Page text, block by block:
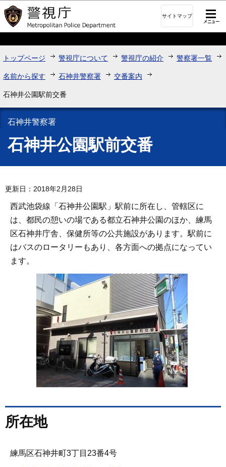
このページの本文へ移動
サイトマップ
トップページ 警視庁について 警視庁の紹介 警察署一覧
名前から探す 石神井警察署 交番案内
石神井公園駅前交番
石神井警察署
石神井公園駅前交番
更新日：2018年2月28日
西武池袋線「石神井公園駅」駅前に所在し、管轄区に
は、都民の憩いの場である都立石神井公園のほか、練馬
区石神井庁舎、保健所等の公共施設があります。駅前に
はバスのロータリーもあり、各方面への拠点になってい
ます。
所在地
練馬区石神井町3丁目23番4号